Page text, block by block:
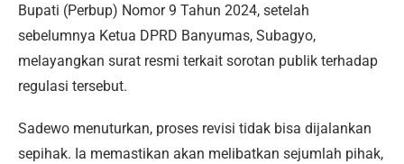
Bupati (Perbup) Nomor 9 Tahun 2024, setelah
sebelumnya Ketua DPRD Banyumas, Subagyo,
melayangkan surat resmi terkait sorotan publik terhadap
regulasi tersebut.
Sadewo menuturkan, proses revisi tidak bisa dijalankan
sepihak. Ia memastikan akan melibatkan sejumlah pihak,